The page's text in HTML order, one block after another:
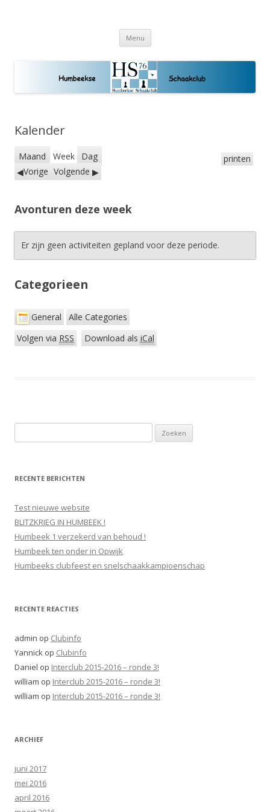
Menu Spring
de
inhoud
Kalender
Maand Week
Dag
Vorige Volgende
Avonturen deze week
Er zijn geen activiteiten gepland voor deze periode.
Categorieen
General
Alle Categories
Volgen via RSS Download als iCal
printen
o
k
n
n
a
a
r
RECENTE BERICHTEN
Test nieuwe website
BLITZKRIEG IN HUMBEEK !
Humbeek 1 verzekerd van behoud !
Humbeek ten onder in Opwijk
Humbeeks clubfeest en snelschaakkampioenschap
RECENTE REACTIES
admin op Clubinfo
Yannick op Clubinfo
Daniel op Interclub 2015-2016 – ronde 3!
william op Interclub 2015-2016 – ronde 3!
william op Interclub 2015-2016 – ronde 3!
ARCHIEF
juni 2017
mei 2016
april 2016